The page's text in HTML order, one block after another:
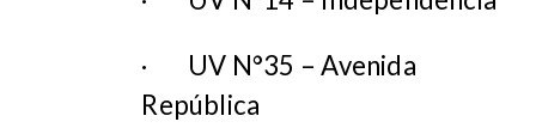
· UV N°35 – Avenida
República